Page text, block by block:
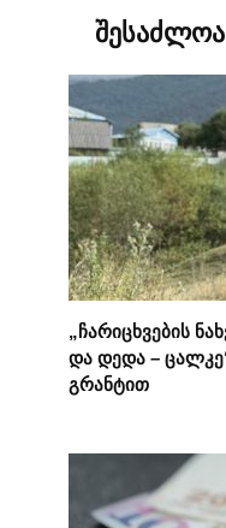
„ჩარიცხვების
და დედა –
გრანტით